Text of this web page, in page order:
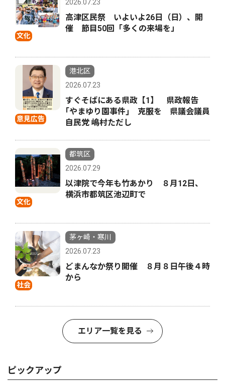
文化
2026.07.23
高津区民祭 いよいよ26日（日）、開
催 節目50回「多くの来場を」
意見広告
港北区
2026.07.23
すぐそばにある県政【1】 県政報告
｢やまゆり園事件｣ 克服を 県議会議員
自民党 嶋村ただし
文化
都筑区
2026.07.29
以津院で今年も竹あかり ８月12日、
横浜市都筑区池辺町で
社会
茅ヶ崎・寒川
2026.07.23
どまんなか祭り開催 ８月８日午後４時
から
エリア一覧を見る
ピックアップ